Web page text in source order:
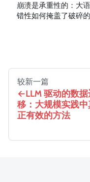
崩溃是承重性的：大
错性如何掩盖了破碎
较新一篇
LLM 驱动的数
移：大规模实践中
正有效的方法